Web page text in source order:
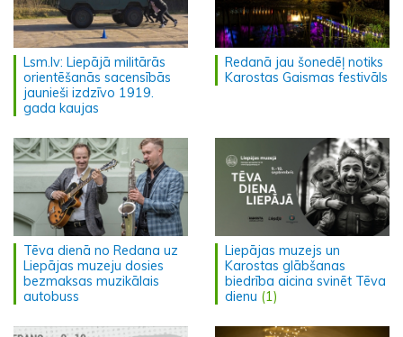
Lsm.lv: Liepājā militārās
orientēšanās sacensībās
jaunieši izdzīvo 1919.
gada kaujas
Redanā jau šonedēļ notiks
Karostas Gaismas festivāls
Tēva dienā no Redana uz
Liepājas muzeju dosies
bezmaksas muzikālais
autobuss
Liepājas muzejs un
Karostas glābšanas
biedrība aicina svinēt Tēva
dienu (1)